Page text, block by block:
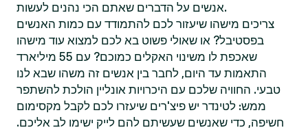
אנשים על הדברים שאתם הכי נהנים לעשות.
צריכים מישהו שיעזור לכם להתמודד עם כמות האנשים
בפסטיבל? או שאולי פשוט בא לכם למצוא עוד מישהו
שאכפת לו משינוי האקלים כמוכם? עם 55 מיליארד
התאמות עד היום, לחבר בין אנשים זה משהו שבא לנו
טבעי. החוויה שלכם עם היכרויות אונליין הולכת להשתפר
ממש: לטינדר יש פיצ'רים שיעזרו לכם לקבל מקסימום
חשיפה, כדי שאנשים שעשיתם להם לייק ישימו לב אליכם.